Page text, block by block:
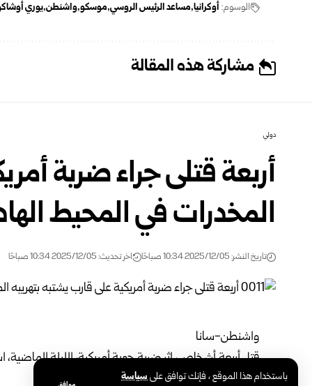
باستخدام هذا الموقع ، فإنك توافق علىسياسة
الوسوم: أوكرانيا مساعد الرئيس الروسي موسكو واشنطن يوري
مشاركة هذه المقالة
دولي
أربعة قتلى جراء ضربة
المخدرات في المحيط
تاريخ النشر: 2025/12/05 10:34 صباحًا اخر تحديث: 2025/12/05 10:34 صباحًا
واشنطن-سانا
قتل أربعة أشخاص، إثر ضربة جوية أمريكية، الليلة
وفق ما أعلن الجيش الأمريكي.